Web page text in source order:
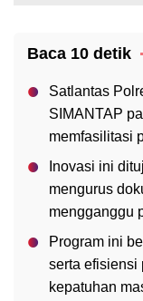
Baca 10 detik
Satlantas
SIMANTAP
memfasilitasi
Inovasi ini
mengurus
mengganggu
Program ini
serta efisiensi
kepatuhan